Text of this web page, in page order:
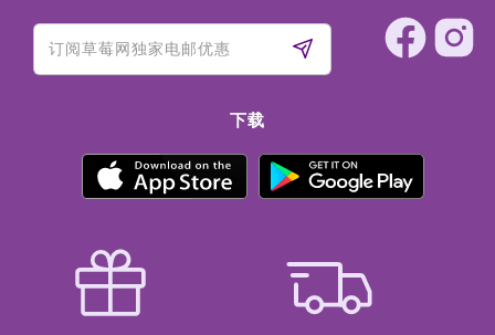
下载